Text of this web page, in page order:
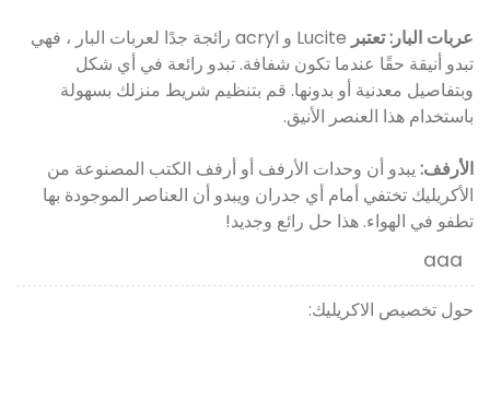
عربات البار: تعتبر
Lucite و acryl رائجة جدًا لعربات البار ، فهي
تبدو أنيقة حقًا عندما تكون شفافة. تبدو رائعة في أي شكل
وبتفاصيل معدنية أو بدونها. قم بتنظيم شريط منزلك بسهولة
باستخدام هذا العنصر الأنيق.
الأرفف: يبدو أن وحدات الأرفف أو أرفف الكتب المصنوعة من
الأكريليك تختفي أمام أي جدران ويبدو أن العناصر الموجودة بها
تطفو في الهواء. هذا حل رائع وجديد!
aaa
حول تخصيص الاكريليك: